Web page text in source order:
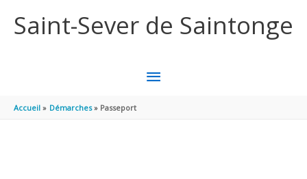
Saint-Sever de Saintonge
MENU
Accueil Démarches Passeport